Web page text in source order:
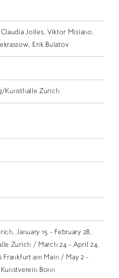
Jolles, Viktor Misiano,
Erik Bulatov
Kunsthalle Zurich
January 15 - February 28,
Zurich / March 24 - April 24,
Frankfurt am Main / May 2 -
Bonn